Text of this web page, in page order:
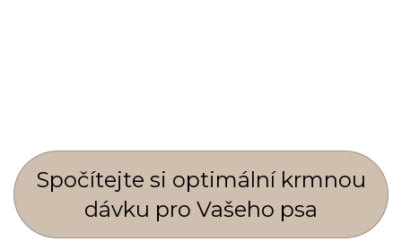
Spočí­tejte si optimální krmnou
dávku pro Vašeho psa